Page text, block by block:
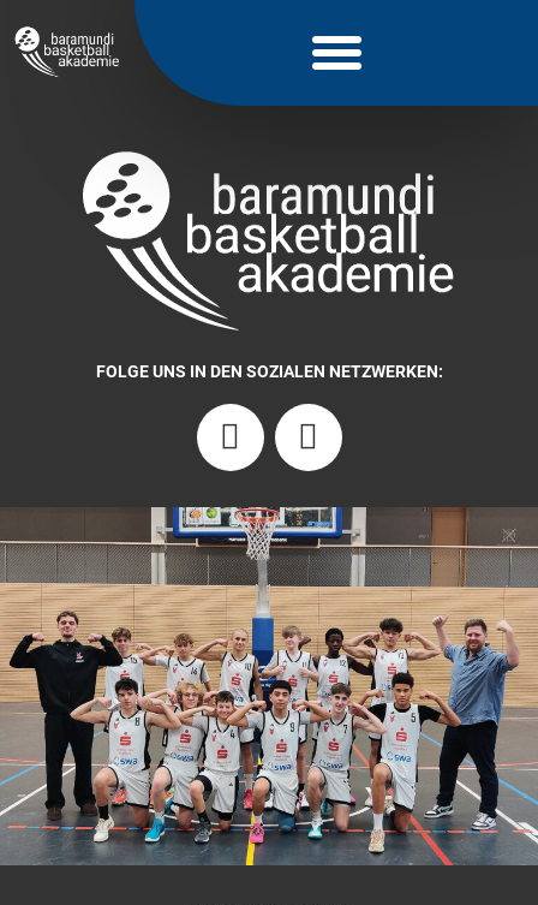
FOLGE UNS IN DEN SOZIALEN NETZWERKEN: